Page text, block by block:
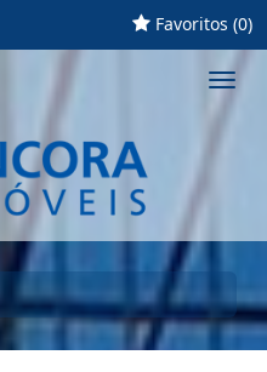
Favoritos (0)